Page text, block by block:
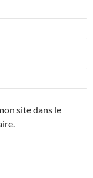
site dans le